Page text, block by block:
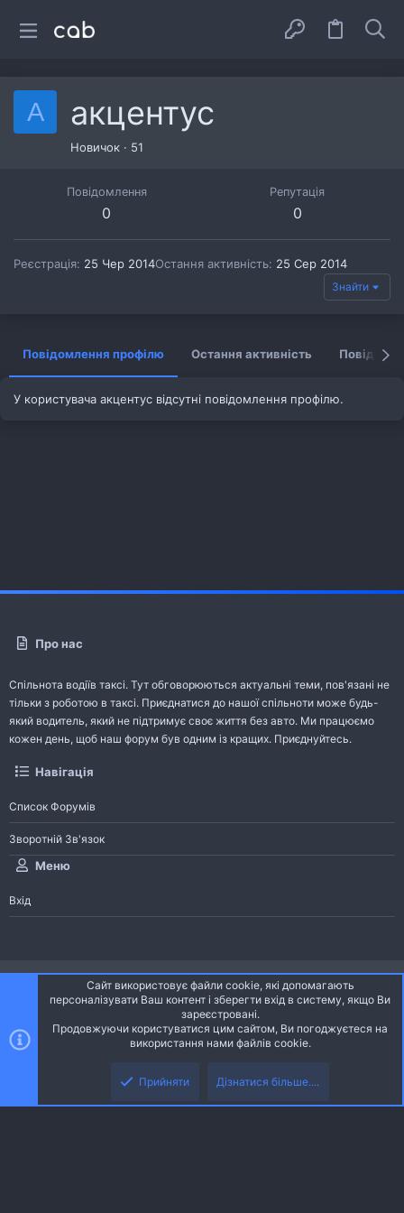
А акцентус
Новичок · 51
Повідомлення
0
Репутація
0
Реєстрація 25 Чер 2014Остання активність 25 Сер 2014
Знайти
Повідомлення профілю Остання активність
У користувача акцентус відсутні повідомлення профілю.
Про нас
Спільнота водіїв таксі. Тут обговорюються актуальні теми, пов'язані не
тільки з роботою в таксі. Приєднатися до нашої спільноти може будь-
який водитель, який не підтримує своє життя без авто. Ми працюємо
кожен день, щоб наш форум був одним із кращих. Приєднуйтесь.
Навігація
Список Форумів
Зворотній Зв'язок
Меню
Вхід
Ніч
Українська (UA)
S
Community platform by XenForo® © 2010-2026 XenForo Ltd.
Community platform by XenForo © 2010-2022 XenForo Ltd. | dev: Pages
Сайт використовує файли cookie, які допомагають
персоналізувати Ваш контент і зберегти вхід в систему, якщо Ви
зареєстровані.
Продовжуючи користуватися цим сайтом, Ви погоджуєтеся на
використання нами файлів cookie.
Прийняти Дізнатися більше....